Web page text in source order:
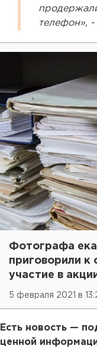
телефон»,
Фотографа
приговорили к
участие в
5 февраля 2021 в
Есть новость —
ценной